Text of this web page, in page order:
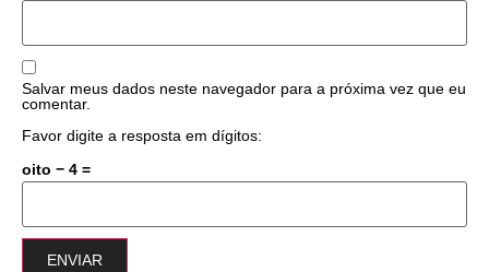
Salvar meus dados neste navegador para a próxima vez que eu
comentar.
Favor digite a resposta em dígitos:
oito − 4 =